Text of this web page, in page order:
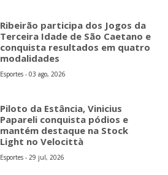
Ribeirão participa dos Jogos da
Terceira Idade de São Caetano e
conquista resultados em quatro
modalidades
Esportes - 03 ago, 2026
Piloto da Estância, Vinicius
Papareli conquista pódios e
mantém destaque na Stock
Light no Velocittà
Esportes - 29 jul, 2026